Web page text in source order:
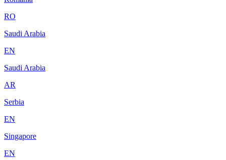
RO
Saudi Arabia
EN
Saudi Arabia
AR
Serbia
EN
Singapore
EN